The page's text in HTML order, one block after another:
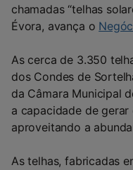
chamadas “telhas
Évora, avança o
As cerca de 3.350
dos Condes de
da Câmara Municipal
a capacidade de
aproveitando a
As telhas, fabricadas